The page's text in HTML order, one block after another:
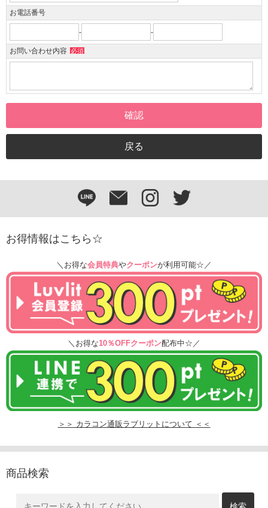
お電話番号
- -
お問い合わせ内容 必須
お得情報はこちら☆
＼お得な会員特典やクーポンが利用可能☆／
＼お得な10％OFFクーポン配布中☆／
＞＞ カラコン通販ラブリットについて ＜＜
商品検索